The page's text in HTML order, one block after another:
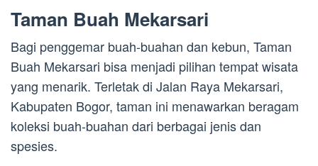
Taman Buah Mekarsari
Bagi penggemar buah-buahan dan kebun, Taman
Buah Mekarsari bisa menjadi pilihan tempat wisata
yang menarik. Terletak di Jalan Raya Mekarsari,
Kabupaten Bogor, taman ini menawarkan beragam
koleksi buah-buahan dari berbagai jenis dan
spesies.